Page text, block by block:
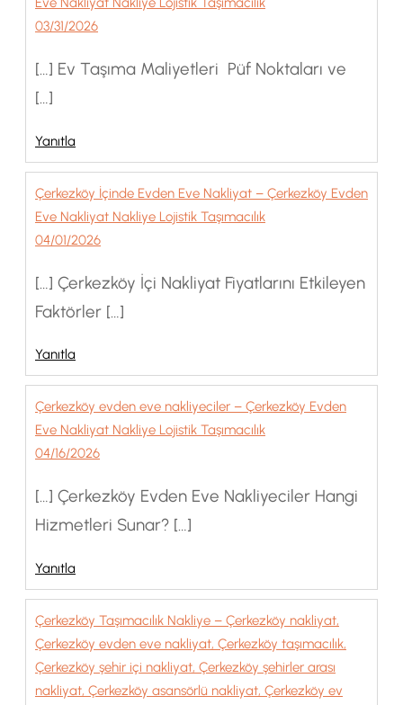
03/31/2026
[…] Ev Taşıma Maliyetleri Püf Noktaları ve
[…]
Yanıtla
Çerkezköy İçinde Evden Eve Nakliyat – Çerkezköy Evden
Eve Nakliyat Nakliye Lojistik Taşımacılık
04/01/2026
[…] Çerkezköy İçi Nakliyat Fiyatlarını Etkileyen
Faktörler […]
Yanıtla
Çerkezköy evden eve nakliyeciler – Çerkezköy Evden
Eve Nakliyat Nakliye Lojistik Taşımacılık
04/16/2026
[…] Çerkezköy Evden Eve Nakliyeciler Hangi
Hizmetleri Sunar? […]
Yanıtla
Çerkezköy Taşımacılık Nakliye – Çerkezköy nakliyat,
Çerkezköy evden eve nakliyat, Çerkezköy taşımacılık,
Çerkezköy şehir içi nakliyat, Çerkezköy şehirler arası
nakliyat, Çerkezköy asansörlü nakliyat, Çerkezköy ev